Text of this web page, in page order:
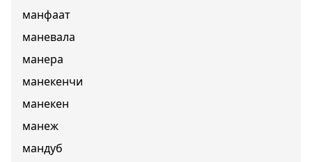
манфаат
маневала
манера
манекенчи
манекен
манеж
мандуб